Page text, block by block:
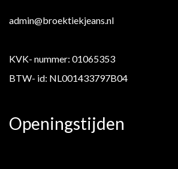
admin@broektiekjeans.nl
KVK- nummer: 01065353
BTW- id: NL001433797B04
Openingstijden